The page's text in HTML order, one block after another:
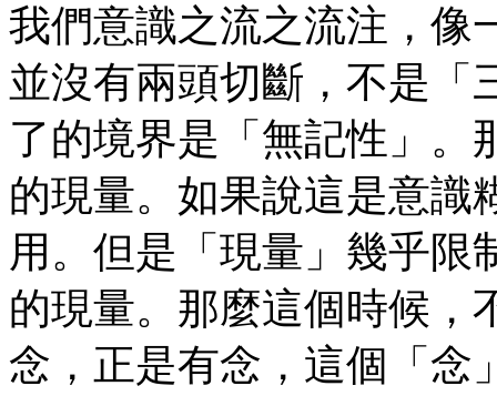
我們意識之流之流注，像
並沒有兩頭切斷，不是「
了的境界是「無記性」。
的現量。如果說這是意識
用。但是「現量」幾乎限
的現量。那麼這個時候，
念，正是有念，這個「念